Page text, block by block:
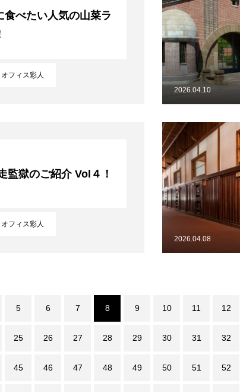
コミュニティ【北海道オンラインアジト】
メディア取材受付口はこちら
ミュニティ【北海道オンラインアジト】
フィス彩人
食べたい人気の山菜ラ
2026.04.10
フィス彩人
監獄のご紹介 Vol４！
2026.04.08
5 6 7 8 9 10 11 12
25 26 27 28 29 30 31 32
45 46 47 48 49 50 51 52